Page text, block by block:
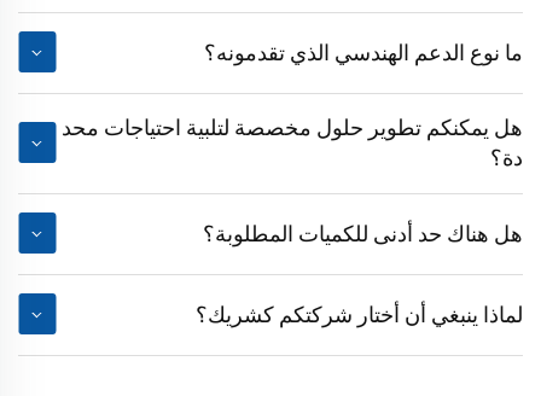
ما نوع الدعم الهندسي الذي تقدمونه؟
هل يمكنكم تطوير حلول مخصصة لتلبية احتياجات محد
دة؟
هل هناك حد أدنى للكميات المطلوبة؟
لماذا ينبغي أن أختار شركتكم كشريك؟